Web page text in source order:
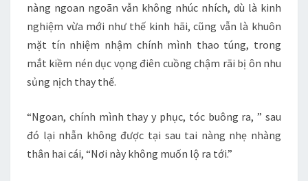
nàng ngoan ngoãn vẫn không nhúc nhích, dù là kinh
nghiệm vừa mới như thế kinh hãi, cũng vẫn là khuôn
mặt tín nhiệm nhậm chính mình thao túng, trong
mắt kiềm nén dục vọng điên cuồng chậm rãi bị ôn nhu
sủng nịch thay thế.
“Ngoan, chính mình thay y phục, tóc buông ra, ” sau
đó lại nhẫn không được tại sau tai nàng nhẹ nhàng
thân hai cái, “Nơi này không muốn lộ ra tới.”